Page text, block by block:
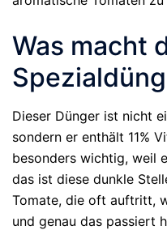
Was macht
Dieser Dünger ist nicht
sondern er enthält 11%
besonders wichtig, weil
das ist diese dunkle
Tomate, die oft auftritt,
und genau das passiert